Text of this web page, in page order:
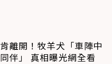
離開！牧羊犬「車陣中
伴」 真相曝光網全看